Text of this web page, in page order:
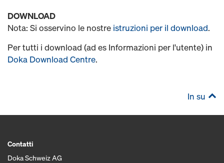
DOWNLOAD
Nota: Si osservino le nostre istruzioni per il download.
Per tutti i download (ad es Informazioni per l'utente) in
Doka Download Centre.
In su
Contatti
Doka Schweiz AG